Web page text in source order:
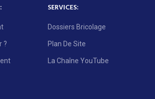
?
SERVICES:
Dossiers Bricolage
Plan De Site
La Chaîne YouTube